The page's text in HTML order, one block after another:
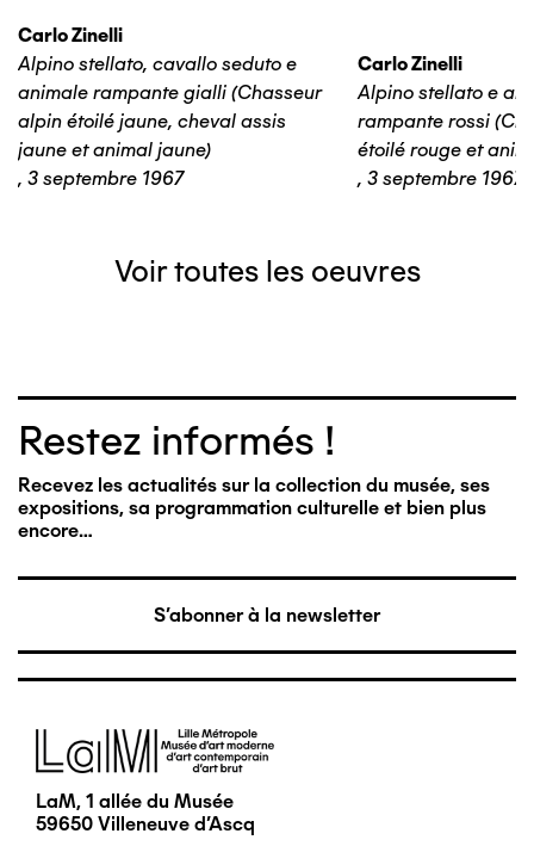
Carlo Zinelli
Alpino stellato, cavallo seduto e
animale rampante gialli (Chasseur
alpin étoilé jaune, cheval assis
jaune et animal jaune)
, 3 septembre 1967
Carlo Zinelli
Alpino stellato e
rampante rossi
étoilé rouge et
, 3 septembre 1967
Voir toutes les oeuvres
Restez informés !
Recevez les actualités sur la collection du musée, ses
expositions, sa programmation culturelle et bien plus
encore…
S'abonner à la newsletter
Image
LaM, 1 allée du Musée
59650 Villeneuve d'Ascq